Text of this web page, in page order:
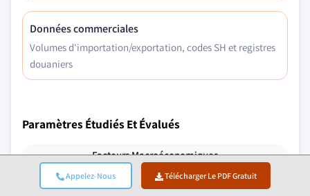
Appelez-Nous Télécharger Le PDF Gratuit
Données commerciales
Volumes d'importation/exportation, codes SH et registres
douaniers
Paramètres Étudiés Et Évalués
Facteurs Macroéconomiques
Facteurs Microéconomiques